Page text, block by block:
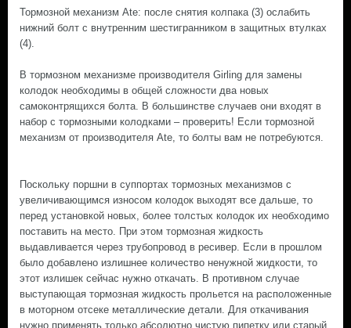
Тормозной механизм Ate: после снятия колпака (3) ослабить
нижний болт с внутренним шестигранником в защитных втулках
(4).
В тормозном механизме производителя Girling для замены
колодок необходимы в общей сложности два новых
самоконтрящихся болта. В большинстве случаев они входят в
набор с тормозными колодками – проверить! Если тормозной
механизм от производителя Ate, то болты вам не потребуются.
Поскольку поршни в суппортах тормозных механизмов с
увеличивающимся износом колодок выходят все дальше, то
перед установкой новых, более толстых колодок их необходимо
поставить на место. При этом тормозная жидкость
выдавливается через трубопровод в ресивер. Если в прошлом
было добавлено излишнее количество ненужной жидкости, то
этот излишек сейчас нужно откачать. В противном случае
выступающая тормозная жидкость прольется на расположенные
в моторном отсеке металлические детали. Для откачивания
нужно применять только абсолютно чистую пипетку или старый